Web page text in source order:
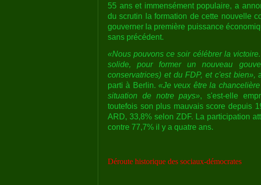
55 ans et immensément populaire, a
du scrutin la formation de cette nouvelle
gouverner la première puissance
sans précédent.
«Nous pouvons ce soir célébrer la
solide, pour former un nouveau
conservatrices) et du FDP, et c'est bien»,
parti à Berlin.«Je veux être la
situation de notre pays», s'est-elle
toutefois son plus mauvais score depuis
ARD, 33,8% selon ZDF. La participation
contre 77,7% il y a quatre ans.
Déroute historique des sociaux-démocrates